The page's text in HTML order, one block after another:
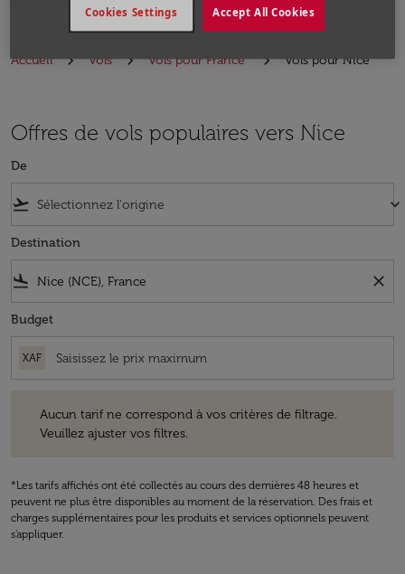
Accueil Vols Vols pour France Vols pour Nice
Offres de vols populaires vers Nice
De
flight_takeoff keyboard_arrow_down
Destination
flight_land close
Budget
XAF
Aucun tarif ne correspond à vos critères de filtrage.
Veuillez ajuster vos filtres.
*Les tarifs affichés ont été collectés au cours des dernières 48 heures et
peuvent ne plus être disponibles au moment de la réservation. Des frais et
charges supplémentaires pour les produits et services optionnels peuvent
s'appliquer.
Accept All Cookies
Cookies Settings